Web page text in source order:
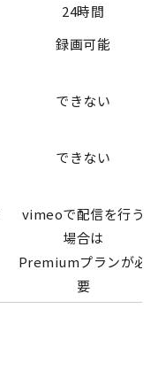
24時間
録画可能
できない
できない
vimeoで配信を行う
場合は
Premiumプランが必
要